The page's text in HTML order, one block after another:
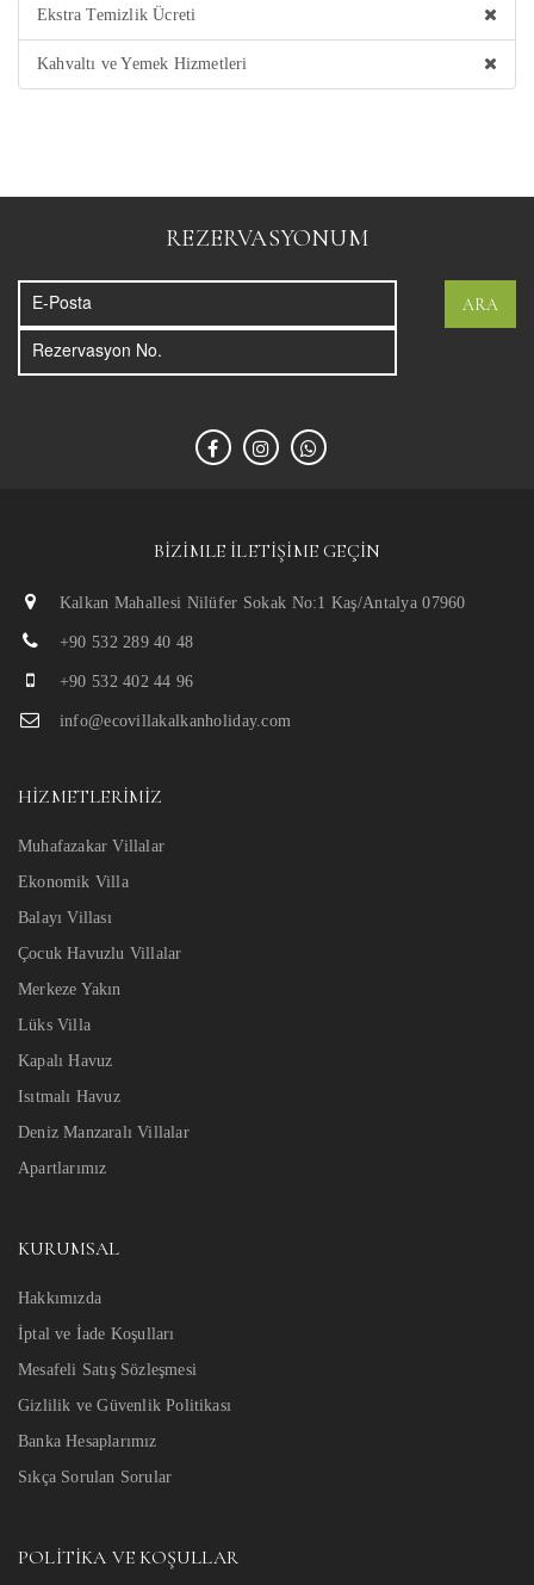
Ekstra Temizlik Ücreti
Kahvaltı ve Yemek Hizmetleri
REZERVASYONUM
ARA
BIZIMLE İLETIŞIME GEÇIN
Kalkan Mahallesi Nilüfer Sokak No:1 Kaş/Antalya 07960
+90 532 289 40 48
+90 532 402 44 96
info@ecovillakalkanholiday.com
HIZMETLERIMIZ
Muhafazakar Villalar
Ekonomik Villa
Balayı Villası
Çocuk Havuzlu Villalar
Merkeze Yakın
Lüks Villa
Kapalı Havuz
Isıtmalı Havuz
Deniz Manzaralı Villalar
Apartlarımız
KURUMSAL
Hakkımızda
İptal ve İade Koşulları
Mesafeli Satış Sözleşmesi
Gizlilik ve Güvenlik Politikası
Banka Hesaplarımız
Sıkça Sorulan Sorular
POLITIKA VE KOŞULLAR